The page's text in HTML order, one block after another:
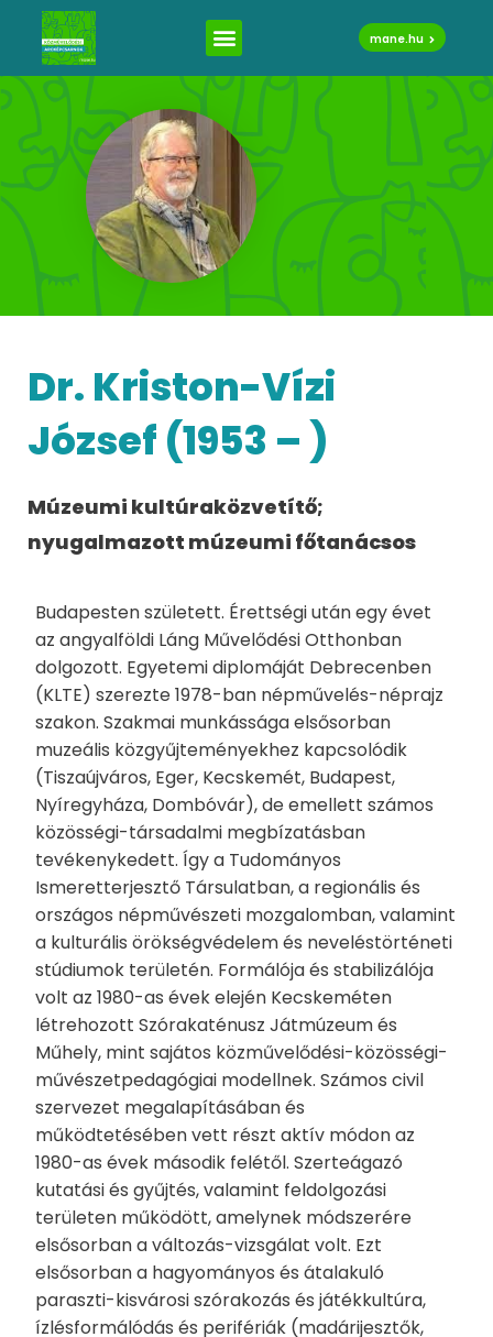
mane.hu
Dr. Kriston-Vízi
József (1953 – )
Múzeumi kultúraközvetítő;
nyugalmazott múzeumi főtanácsos
Budapesten született. Érettségi után egy évet
az angyalföldi Láng Művelődési Otthonban
dolgozott. Egyetemi diplomáját Debrecenben
(KLTE) szerezte 1978-ban népművelés-néprajz
szakon. Szakmai munkássága elsősorban
muzeális közgyűjteményekhez kapcsolódik
(Tiszaújváros, Eger, Kecskemét, Budapest,
Nyíregyháza, Dombóvár), de emellett számos
közösségi-társadalmi megbízatásban
tevékenykedett. Így a Tudományos
Ismeretterjesztő Társulatban, a regionális és
országos népművészeti mozgalomban, valamint
a kulturális örökségvédelem és neveléstörténeti
stúdiumok területén. Formálója és stabilizálója
volt az 1980-as évek elején Kecskeméten
létrehozott Szórakaténusz Játmúzeum és
Műhely, mint sajátos közművelődési-közösségi-
művészetpedagógiai modellnek. Számos civil
szervezet megalapításában és
működtetésében vett részt aktív módon az
1980-as évek második felétől. Szerteágazó
kutatási és gyűjtés, valamint feldolgozási
területen működött, amelynek módszerére
elsősorban a változás-vizsgálat volt. Ezt
elsősorban a hagyományos és átalakuló
paraszti-kisvárosi szórakozás és játékkultúra,
ízlésformálódás és perifériák (madárijesztők,